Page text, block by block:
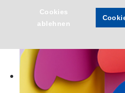
Cookies
ablehnen